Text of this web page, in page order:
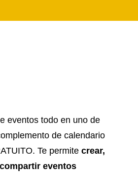
eventos todo en uno de
de calendario
Te permite crear,
eventos